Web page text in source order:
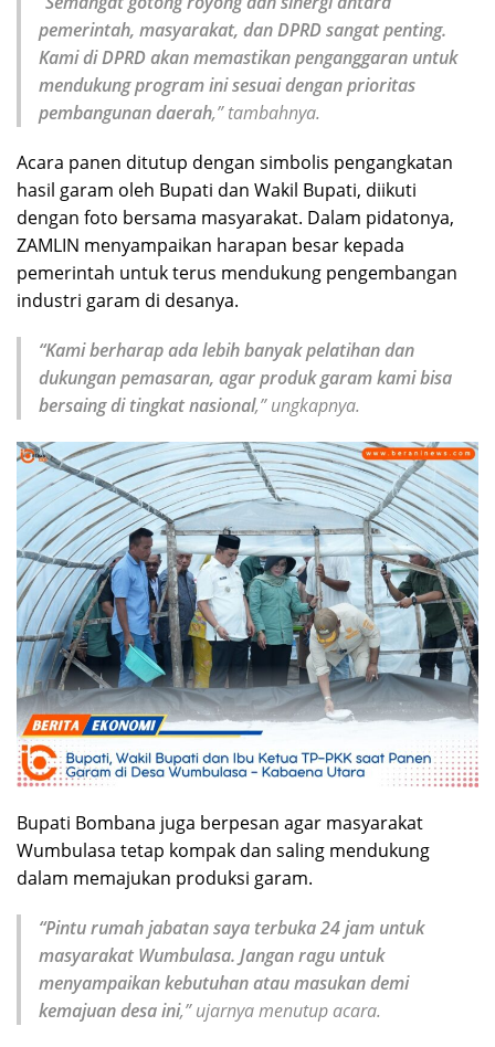
pemerintah, masyarakat, dan DPRD sangat penting.
Kami di DPRD akan memastikan penganggaran untuk
mendukung program ini sesuai dengan prioritas
pembangunan daerah,” tambahnya.
Acara panen ditutup dengan simbolis pengangkatan
hasil garam oleh Bupati dan Wakil Bupati, diikuti
dengan foto bersama masyarakat. Dalam pidatonya,
ZAMLIN menyampaikan harapan besar kepada
pemerintah untuk terus mendukung pengembangan
industri garam di desanya.
“Kami berharap ada lebih banyak pelatihan dan
dukungan pemasaran, agar produk garam kami bisa
bersaing di tingkat nasional,” ungkapnya.
Bupati Bombana juga berpesan agar masyarakat
Wumbulasa tetap kompak dan saling mendukung
dalam memajukan produksi garam.
“Pintu rumah jabatan saya terbuka 24 jam untuk
masyarakat Wumbulasa. Jangan ragu untuk
menyampaikan kebutuhan atau masukan demi
kemajuan desa ini,” ujarnya menutup acara.